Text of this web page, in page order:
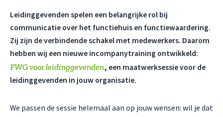
Leidinggevenden spelen een belangrijke rol bij
communicatie over het functiehuis en functiewaardering.
Zij zijn de verbindende schakel met medewerkers. Daarom
hebben wij een nieuwe incompanytraining ontwikkeld:
FWG voor leidinggevenden, een maatwerksessie voor de
leidinggevenden in jouw organisatie.
We passen de sessie helemaal aan op jouw wensen: wil je dat